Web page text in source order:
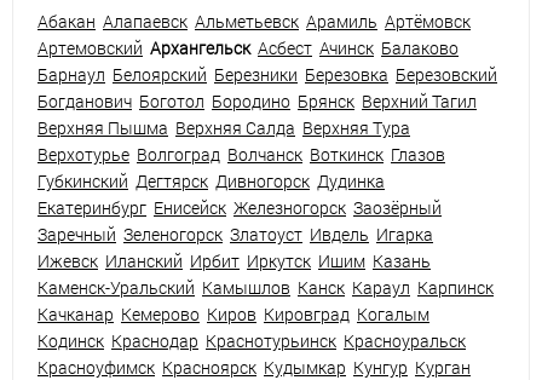
Абакан Алапаевск Альметьевск Арамиль Артёмовск
Артемовский Архангельск Асбест Ачинск Балаково
Барнаул Белоярский Березники Березовка Березовский
Богданович Боготол Бородино Брянск Верхний Тагил
Верхняя Пышма Верхняя Салда Верхняя Тура
Верхотурье Волгоград Волчанск Воткинск Глазов
Губкинский Дегтярск Дивногорск Дудинка
Екатеринбург Енисейск Железногорск Заозёрный
Заречный Зеленогорск Златоуст Ивдель Игарка
Ижевск Иланский Ирбит Иркутск Ишим Казань
Каменск-Уральский Камышлов Канск Караул Карпинск
Качканар Кемерово Киров Кировград Когалым
Кодинск Краснодар Краснотурьинск Красноуральск
Красноуфимск Красноярск Кудымкар Кунгур Курган